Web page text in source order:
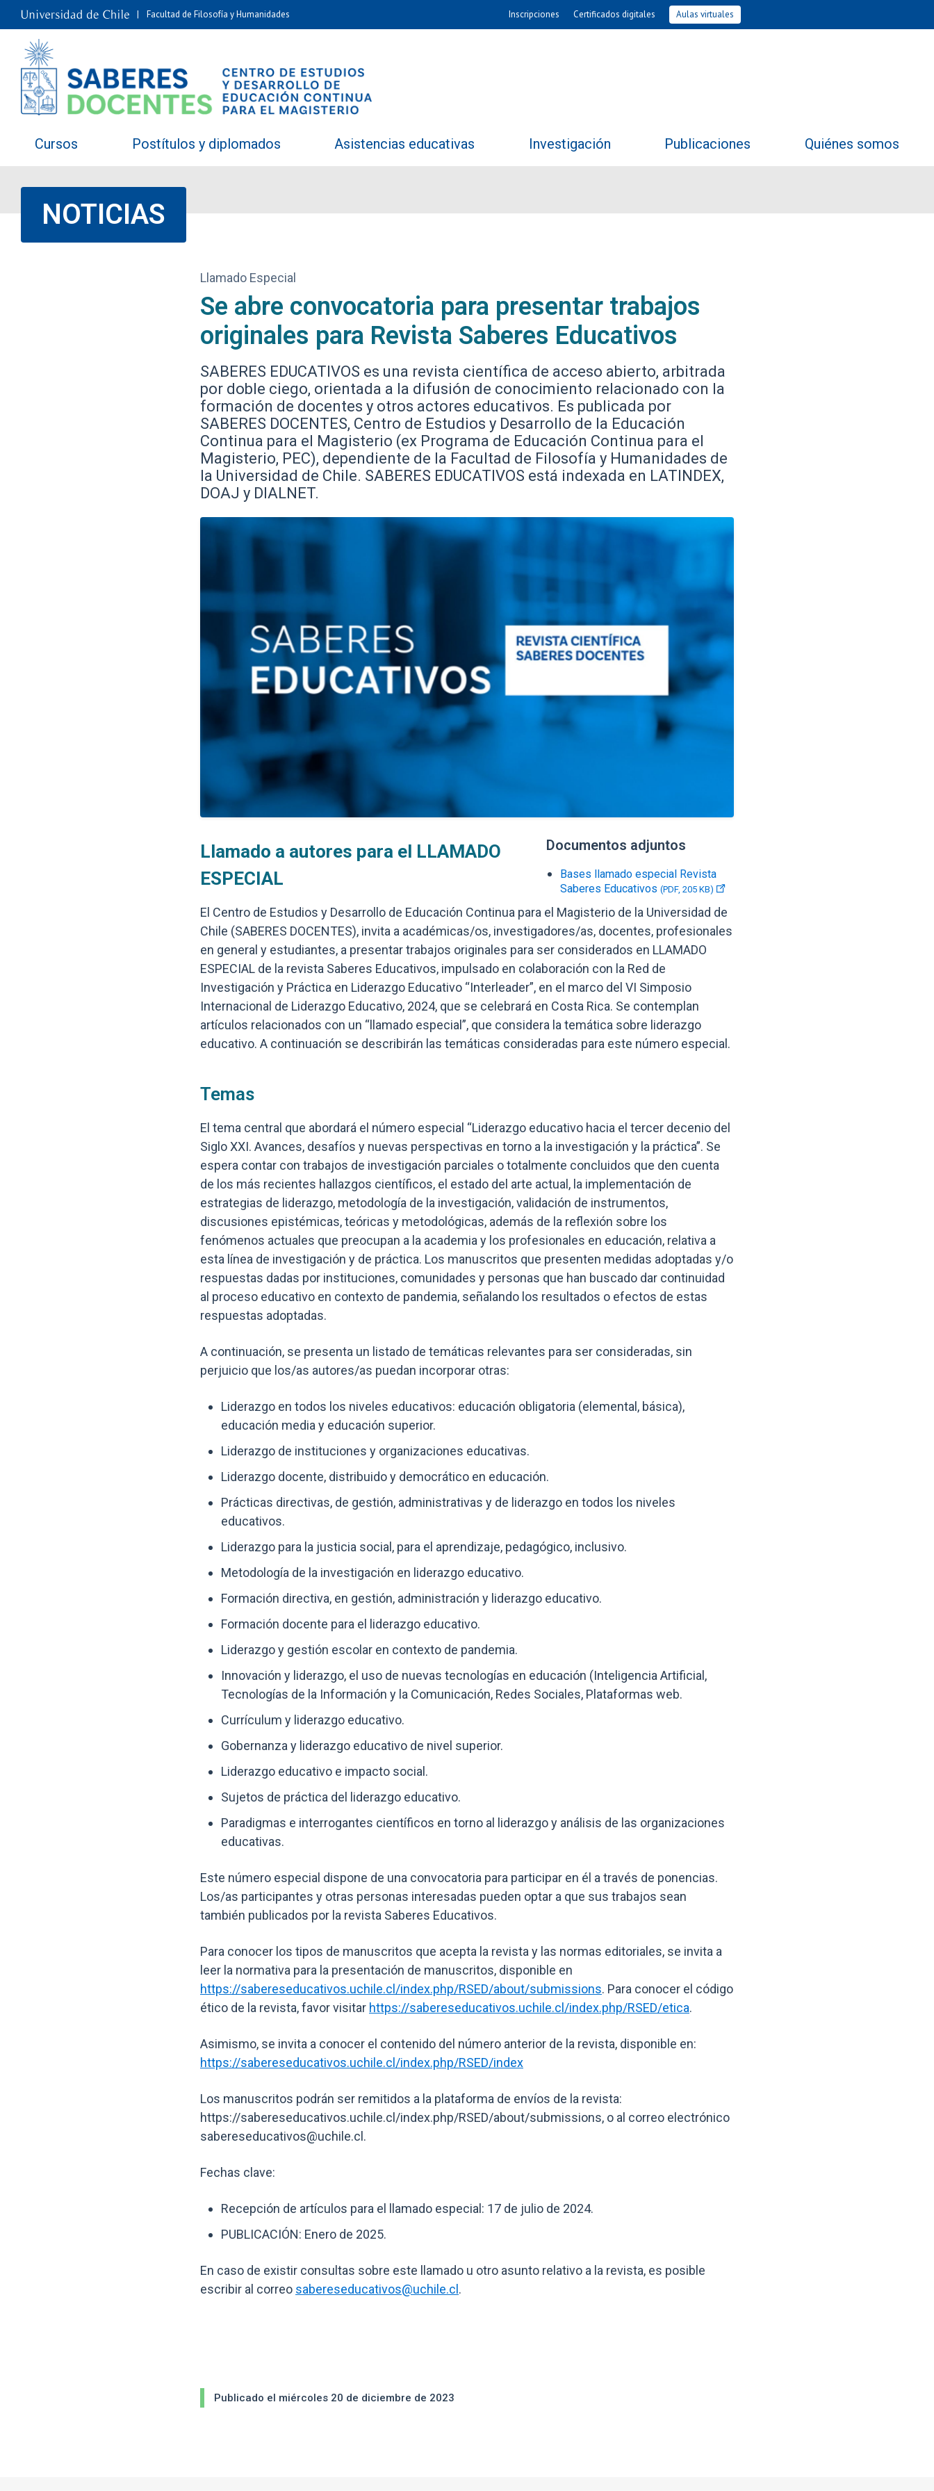
Facultad de Filosofía y Humanidades Inscripciones Certificados digitales Aulas virtuales
Cursos Postítulos y diplomados Asistencias educativas Investigación Publicaciones Quiénes somos
NOTICIAS
Llamado Especial
Se abre convocatoria para presentar trabajos
originales para Revista Saberes Educativos
SABERES EDUCATIVOS es una revista científica de acceso abierto, arbitrada
por doble ciego, orientada a la difusión de conocimiento relacionado con la
formación de docentes y otros actores educativos. Es publicada por
SABERES DOCENTES, Centro de Estudios y Desarrollo de la Educación
Continua para el Magisterio (ex Programa de Educación Continua para el
Magisterio, PEC), dependiente de la Facultad de Filosofía y Humanidades de
la Universidad de Chile. SABERES EDUCATIVOS está indexada en LATINDEX,
DOAJ y DIALNET.
Enlaces y documentos de interés
Documentos adjuntos
Bases llamado especial Revista
Saberes Educativos (PDF, 205 KB)
Llamado a autores para el LLAMADO
ESPECIAL
El Centro de Estudios y Desarrollo de Educación Continua para el Magisterio de la Universidad de
Chile (SABERES DOCENTES), invita a académicas/os, investigadores/as, docentes, profesionales
en general y estudiantes, a presentar trabajos originales para ser considerados en LLAMADO
ESPECIAL de la revista Saberes Educativos, impulsado en colaboración con la Red de
Investigación y Práctica en Liderazgo Educativo “Interleader”, en el marco del VI Simposio
Internacional de Liderazgo Educativo, 2024, que se celebrará en Costa Rica. Se contemplan
artículos relacionados con un “llamado especial”, que considera la temática sobre liderazgo
educativo. A continuación se describirán las temáticas consideradas para este número especial.
Temas
El tema central que abordará el número especial “Liderazgo educativo hacia el tercer decenio del
Siglo XXI. Avances, desafíos y nuevas perspectivas en torno a la investigación y la práctica”. Se
espera contar con trabajos de investigación parciales o totalmente concluidos que den cuenta
de los más recientes hallazgos científicos, el estado del arte actual, la implementación de
estrategias de liderazgo, metodología de la investigación, validación de instrumentos,
discusiones epistémicas, teóricas y metodológicas, además de la reflexión sobre los
fenómenos actuales que preocupan a la academia y los profesionales en educación, relativa a
esta línea de investigación y de práctica. Los manuscritos que presenten medidas adoptadas y/o
respuestas dadas por instituciones, comunidades y personas que han buscado dar continuidad
al proceso educativo en contexto de pandemia, señalando los resultados o efectos de estas
respuestas adoptadas.
A continuación, se presenta un listado de temáticas relevantes para ser consideradas, sin
perjuicio que los/as autores/as puedan incorporar otras:
Liderazgo en todos los niveles educativos: educación obligatoria (elemental, básica),
educación media y educación superior.
Liderazgo de instituciones y organizaciones educativas.
Liderazgo docente, distribuido y democrático en educación.
Prácticas directivas, de gestión, administrativas y de liderazgo en todos los niveles
educativos.
Liderazgo para la justicia social, para el aprendizaje, pedagógico, inclusivo.
Metodología de la investigación en liderazgo educativo.
Formación directiva, en gestión, administración y liderazgo educativo.
Formación docente para el liderazgo educativo.
Liderazgo y gestión escolar en contexto de pandemia.
Innovación y liderazgo, el uso de nuevas tecnologías en educación (Inteligencia Artificial,
Tecnologías de la Información y la Comunicación, Redes Sociales, Plataformas web.
Currículum y liderazgo educativo.
Gobernanza y liderazgo educativo de nivel superior.
Liderazgo educativo e impacto social.
Sujetos de práctica del liderazgo educativo.
Paradigmas e interrogantes científicos en torno al liderazgo y análisis de las organizaciones
educativas.
Este número especial dispone de una convocatoria para participar en él a través de ponencias.
Los/as participantes y otras personas interesadas pueden optar a que sus trabajos sean
también publicados por la revista Saberes Educativos.
Para conocer los tipos de manuscritos que acepta la revista y las normas editoriales, se invita a
leer la normativa para la presentación de manuscritos, disponible en
https://sabereseducativos.uchile.cl/index.php/RSED/about/submissions. Para conocer el código
ético de la revista, favor visitar https://sabereseducativos.uchile.cl/index.php/RSED/etica.
Asimismo, se invita a conocer el contenido del número anterior de la revista, disponible en:
https://sabereseducativos.uchile.cl/index.php/RSED/index
Los manuscritos podrán ser remitidos a la plataforma de envíos de la revista:
https://sabereseducativos.uchile.cl/index.php/RSED/about/submissions, o al correo electrónico
sabereseducativos@uchile.cl.
Fechas clave:
Recepción de artículos para el llamado especial: 17 de julio de 2024.
PUBLICACIÓN: Enero de 2025.
En caso de existir consultas sobre este llamado u otro asunto relativo a la revista, es posible
escribir al correo sabereseducativos@uchile.cl .
Publicado el miércoles 20 de diciembre de 2023